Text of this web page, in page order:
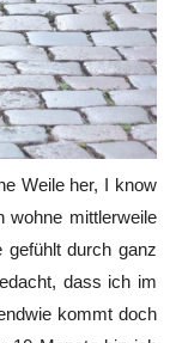
Weile her, I know
wohne mittlerweile
gefühlt durch ganz
dass ich im
kommt doch